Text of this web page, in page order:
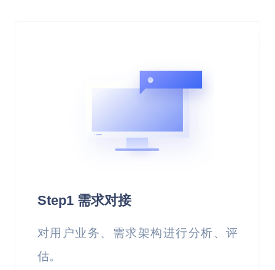
基于容器搭建内存缓存以及各种中间件服
游压力；利用缓存极大提高系统读写速
以削峰，拦截大量并发请求，这也是一个
异步处理过程，后台业务根据自己的处理
Step1 需求对接
对用户业务、需求架构进行分析、评
估。